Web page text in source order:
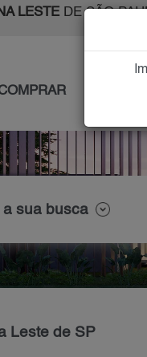
LESTEDE SÃO
a sua busca
Leste de SP